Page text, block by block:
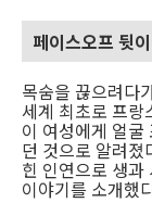
페이스오프 뒷
목숨을 끊으려다
세계 최초로 프랑
이 여성에게 얼굴
던 것으로 알려
힌 인연으로 생과
이야기를 소개했